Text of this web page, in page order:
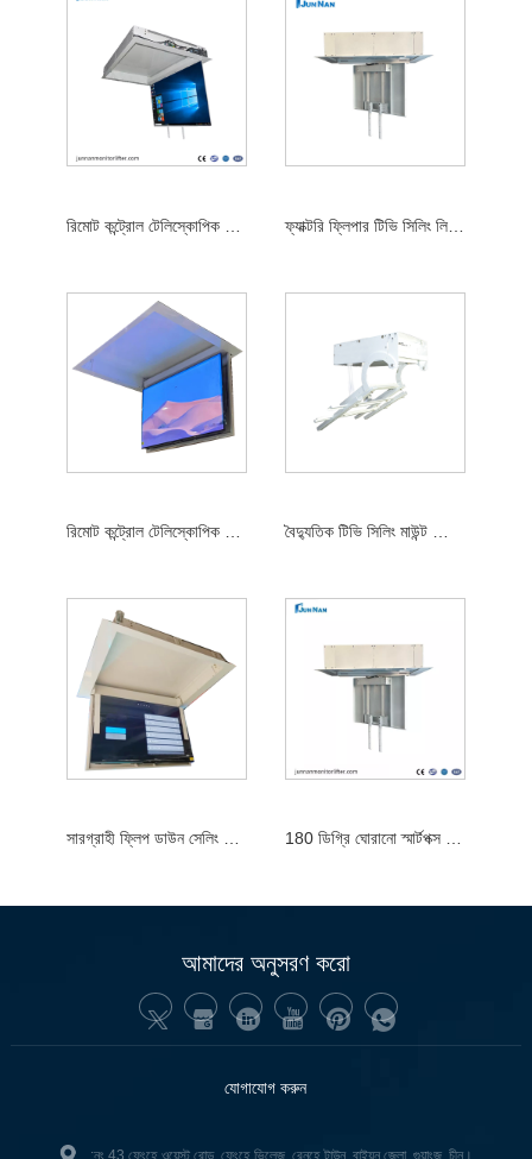
ফ্যাক্টরি ফ্লিপার টিভি সিলিং লিফট মেশিনিজম
রিমোট কন্ট্রোল টেলিস্কোপিক হ্যাঙ্গার রিমোট কন্ট্রোল ব্র্যাকেট মোটর চালিত টিভি লিফট সিলিং বৈদ্যুতিক টিভি সিলিং মাউন্ট ফ্লিপ ডাউন লিফট 32-50 ইঞ্চি
আমাদের অনুসরণ করো
যোগাযোগ করুন
:নং 43 ফেংহে ওয়েস্ট রোড, ফেংহে ভিলেজ, রেনহে টাউন, বাইয়ুন জেলা, গুয়াংজু, চীন।